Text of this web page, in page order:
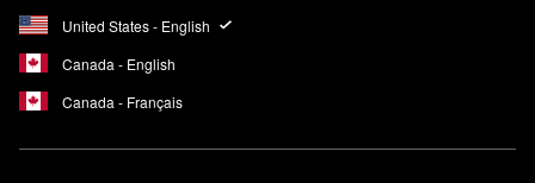
United States - English
Canada - English
Canada - Français